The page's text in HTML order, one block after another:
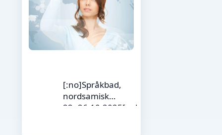
[:no]Språkbad,
nordsamisk
22.-26.10.2025[:yd